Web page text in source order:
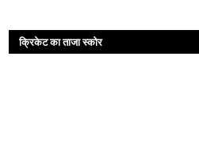
क्रिकेट का ताजा स्कोर